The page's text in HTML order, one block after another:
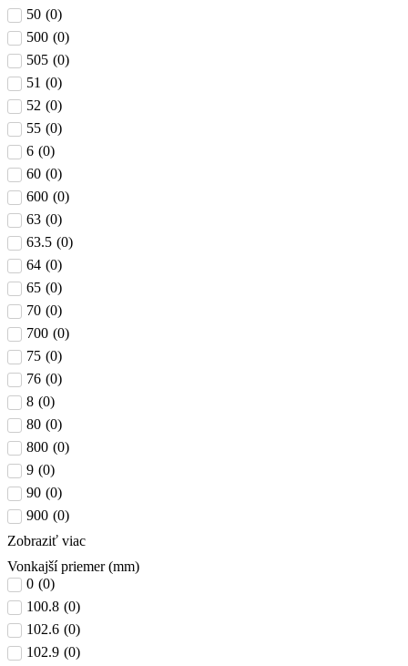
50 (0)
500 (0)
505 (0)
51 (0)
52 (0)
55 (0)
6 (0)
60 (0)
600 (0)
63 (0)
63.5 (0)
64 (0)
65 (0)
70 (0)
700 (0)
75 (0)
76 (0)
8 (0)
80 (0)
800 (0)
9 (0)
90 (0)
900 (0)
Zobraziť viac
Vonkajší priemer (mm)
0 (0)
100.8 (0)
102.6 (0)
102.9 (0)